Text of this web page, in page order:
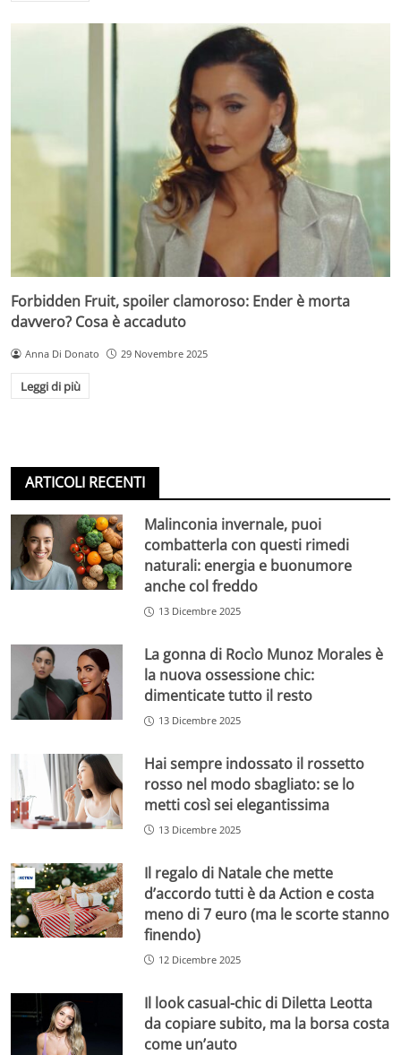
Forbidden Fruit, spoiler clamoroso: Ender è morta
davvero? Cosa è accaduto
Anna Di Donato 29 Novembre 2025
Leggi di più
ARTICOLI RECENTI
Malinconia invernale, puoi
combatterla con questi rimedi
naturali: energia e buonumore
anche col freddo
13 Dicembre 2025
La gonna di Rocìo Munoz Morales è
la nuova ossessione chic:
dimenticate tutto il resto
13 Dicembre 2025
Hai sempre indossato il rossetto
rosso nel modo sbagliato: se lo
metti così sei elegantissima
13 Dicembre 2025
Il regalo di Natale che mette
d’accordo tutti è da Action e costa
meno di 7 euro (ma le scorte stanno
finendo)
12 Dicembre 2025
Il look casual-chic di Diletta Leotta
da copiare subito, ma la borsa costa
come un’auto